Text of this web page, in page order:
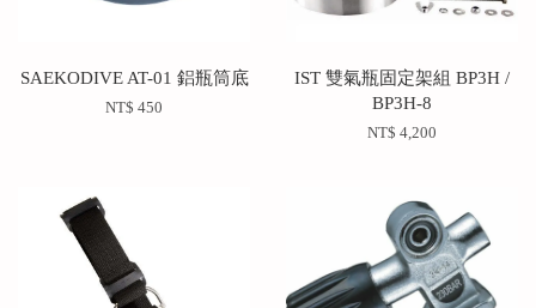
SAEKODIVE AT-01 鋁瓶筒底
NT$ 450
IST 雙氣瓶固定架組 BP3H /
BP3H-8
NT$ 4,200